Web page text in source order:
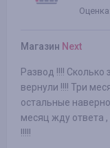
Оценка:
Магазин Next
Развод !!!! Сколько
вернули !!!! Три
остальные
месяц жду ответа
!!!!!